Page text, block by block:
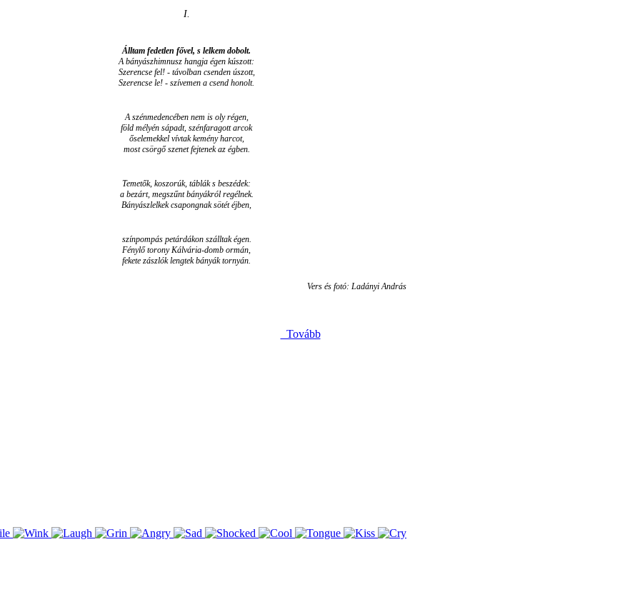
I.
Álltam fedetlen fővel, s lelkem dobolt.
A bányászhimnusz hangja égen kúszott:
Szerencse fel! - távolban csenden úszott,
Szerencse le! - szívemen a csend honolt.
A szénmedencében nem is oly régen,
föld mélyén sápadt, szénfaragott arcok
őselemekkel vívtak kemény harcot,
most csörgő szenet fejtenek az égben.
Temetők, koszorúk, táblák s beszédek:
a bezárt, megszűnt bányákról regélnek.
Bányászlelkek csapongnak sötét éjben,
színpompás petárdákon szálltak égen.
Fénylő torony Kálvária-domb ormán,
fekete zászlók lengtek bányák tornyán.
Vers és fotó: Ladányi András
Tovább